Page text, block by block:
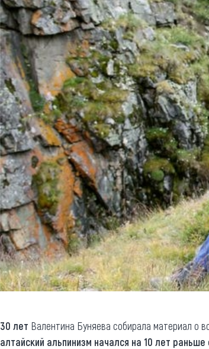
30 лет Валентина Буняева собирала материал о
алтайский альпинизм начался на 10 лет